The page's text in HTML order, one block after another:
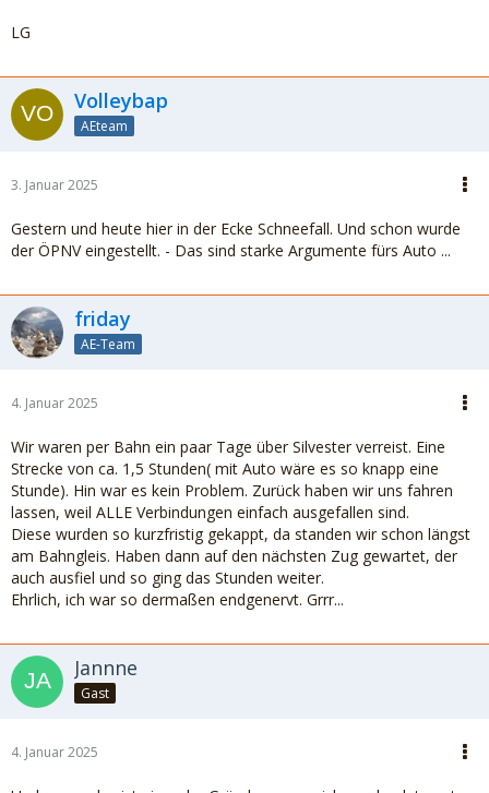
LG
Volleybap
AEteam
3. Januar 2025
Gestern und heute hier in der Ecke Schneefall. Und schon wurde
der ÖPNV eingestellt. - Das sind starke Argumente fürs Auto ...
friday
AE-Team
4. Januar 2025
Wir waren per Bahn ein paar Tage über Silvester verreist. Eine
Strecke von ca. 1,5 Stunden( mit Auto wäre es so knapp eine
Stunde). Hin war es kein Problem. Zurück haben wir uns fahren
lassen, weil ALLE Verbindungen einfach ausgefallen sind.
Diese wurden so kurzfristig gekappt, da standen wir schon längst
am Bahngleis. Haben dann auf den nächsten Zug gewartet, der
auch ausfiel und so ging das Stunden weiter.
Ehrlich, ich war so dermaßen endgenervt. Grrr...
Jannne
Gast
4. Januar 2025